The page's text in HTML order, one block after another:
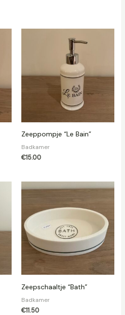
Zeeppompje “Le Bain”
Badkamer
€15.00
Zeepschaaltje “Bath”
Badkamer
€11.50